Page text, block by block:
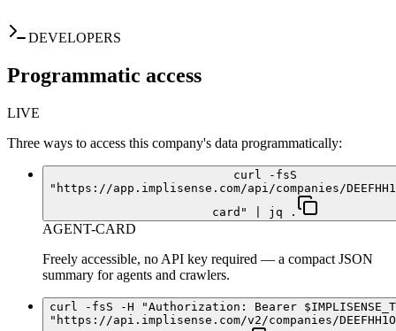
DEVELOPERS
Programmatic access
LIVE
Three ways to access this company's data programmatically:
curl -fsS
"https://app.implisense.com/api/companies/
card" | jq .
AGENT-CARD
Freely accessible, no API key required — a compact JSON
summary for agents and crawlers.
curl -fsS -H "Authorization: Bearer
"https://api.implisense.com/v2/companies/